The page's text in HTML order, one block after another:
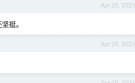
Apr 20, 2021
挺。
Apr 20, 2021